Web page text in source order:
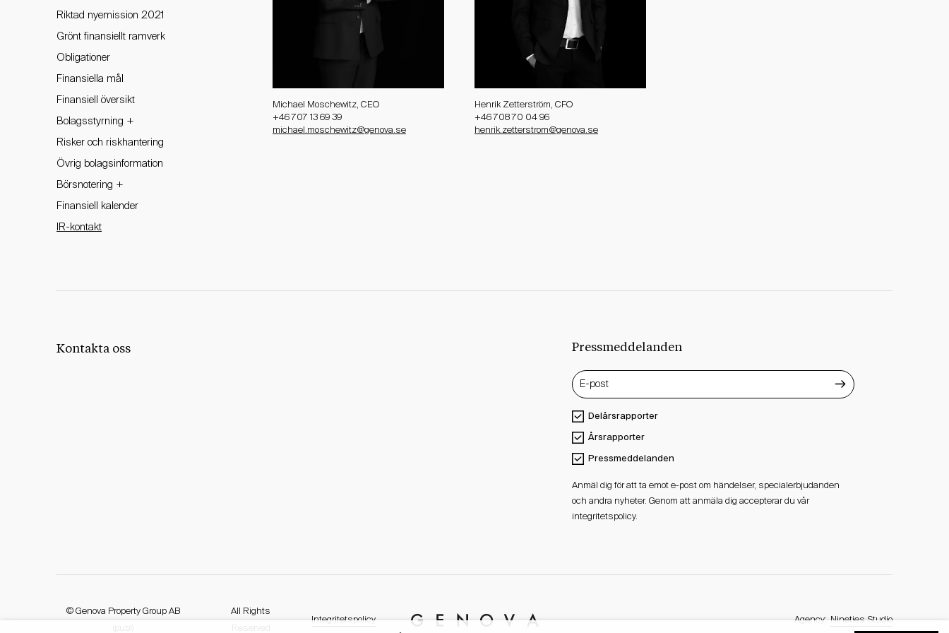
Riktad nyemission 2021
Grönt finansiellt ramverk
Obligationer
Finansiella mål
Finansiell översikt
Bolagsstyrning +
Risker och riskhantering
Övrig bolagsinformation
Börsnotering +
Finansiell kalender
IR-kontakt
Michael Moschewitz, CEO
+46 707 13 69 39
michael.moschewitz@genova.se
Henrik Zetterström, CFO
+46 708 70 04 96
henrik.zetterstrom@genova.se
Pressmeddelanden
Delårsrapporter
Årsrapporter
Pressmeddelanden
Anmäl dig för att ta emot e-post om händelser, specialerbjudanden
och andra nyheter. Genom att anmäla dig accepterar du vår
integritetspolicy.
Kontakta oss
© Genova Property Group AB
All Rights
Integritetspolicy Genova Agency: Nineties Studio